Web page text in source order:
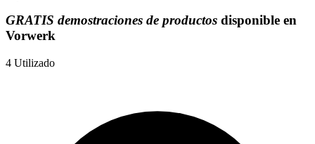
GRATIS demostraciones de productos disponible en
Vorwerk
4 Utilizado